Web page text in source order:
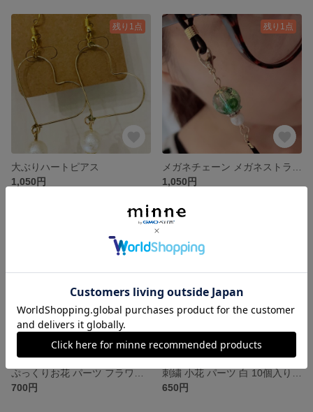
残り1点
大ぶりハートピアス
1,050円
残り1点
1,050円
700円
650円